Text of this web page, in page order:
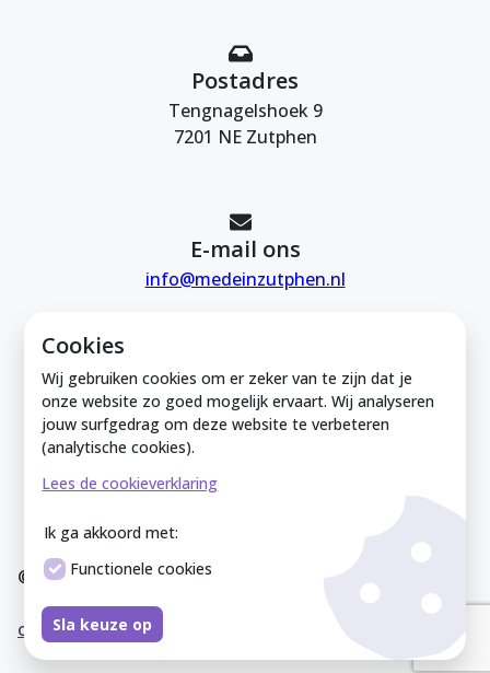
Cookies
Wij gebruiken cookies om er zeker van te zijn dat je
onze website zo goed mogelijk ervaart. Wij analyseren
jouw surfgedrag om deze website te verbeteren
(analytische cookies).
Lees de cookieverklaring
Ik ga akkoord met:
Functionele cookies
Sla keuze op
Postadres
Tengnagelshoek 9
7201 NE Zutphen
E-mail ons
info@medeinzutphen.nl
Mede in Zutphen is onderdeel van de
Zutphense Uitdaging. KVK Zutphense
Uitdaging: 08212926
© Mede In Zutphen 2025
Disclaimer
Privacyverklaring
okieverklaring